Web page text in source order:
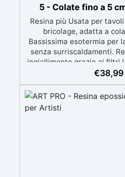
5 - Colate fino a 5
Resina più Usata per
bricolage, adatta a
Bassissima esotermia per
senza surriscaldamenti.
ingiallimento grazie ai filtri
meccanica. Bassa
BPA/VOC free e
prolungato con
€38,99